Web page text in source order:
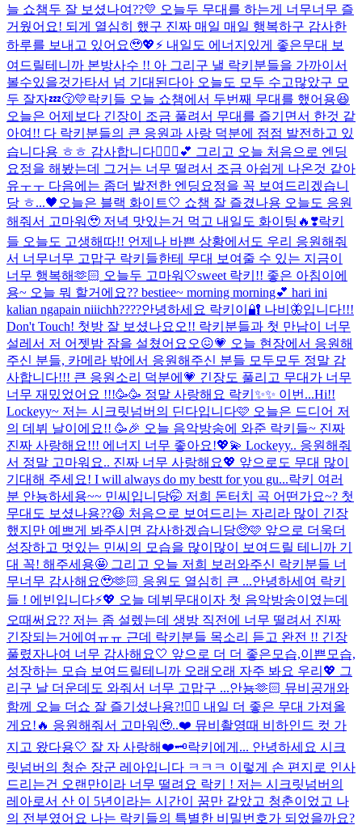
늘 쇼챔두 잘 보셨나여??💛 오늘두 무대를 하는게 너무너무 즐
거웠어요! 되게 열심히 했구 진짜 매일 매일 행복하구 감사한
하루를 보내고 있어요🥹💖⚡️ 내일도 에너지있게 좋은무대 보
여드릴테니까 본방사수 !! 아 그리구 낼 락키분들을 가까이서
볼수있을것가타서 넘 기대된다아 오늘도 모두 수고많았구 모
두 잘자💤😚💛락키들 오늘 쇼챔에서 두번째 무대를 했어용😆
오늘은 어제보다 긴장이 조금 풀려서 무대를 즐기면서 한것 같
아여!! 다 락키분들의 큰 응원과 사랑 덕분에 점점 발전하고 있
습니다용 ㅎㅎ 감사합니다🙇🏻‍♀️💕 그리고 오늘 처음으로 엔딩
요정을 해봤는데 그거는 너무 떨려서 조금 아쉽게 나온것 같아
유ㅜㅜ 다음에는 좀더 발전한 엔딩요정을 꼭 보여드리겠습니
당 ㅎ...🖤오늘은 블랙 화이트🤍 쇼챔 잘 즐겼나용 오늘도 응원
해줘서 고마워🥹 저녁 맛있는거 먹고 내일도 화이팅🔥❣️락키
들 오늘도 고생해따!! 언제나 바쁜 상황에서도 우리 응원해줘
서 너무너무 고맙구 락키들한테 무대 보여줄 수 있는 지금이
너무 행복해🫶🏻 오늘두 고마워🤍sweet 락키!! 좋은 아침이에
용~ 오늘 뭐 할거에요?? bestiee~ morning morning💕 hari ini
kalian ngapain niiichh????안녕하세요 락키이🔐 나비🦋입니다!!!
Don't Touch! 첫방 잘 보셨나요오!! 락키분들과 첫 만남이 너무
설레서 저 어젯밤 잠을 설쳤어요오😖💗 오늘 현장에서 응원해
주신 분들, 카메라 밖에서 응원해주신 분들 모두모두 정말 감
사합니다!!! 큰 응원소리 덕분에💗 긴장도 풀리고 무대가 너무
너무 재밌었어요 !!!🥳🥳 정말 사랑해요 락키✨✨ 이번...Hi!!
Lockeyy~ 저는 시크릿넘버의 딘다입니다🩷 오늘은 드디어 저
의 데뷔 날이에요!! 🥳🎉 오늘 음악방송에 와준 락키들~ 진짜
진짜 사랑해요!!! 에너지 너무 좋아요!💖💫 Lockeyy.. 응원해줘
서 정말 고마워요.. 진짜 너무 사랑해요💖 앞으로도 무대 많이
기대해 주세요! I will always do my bestt for you gu...락키 여러
분 안뇽하세용~~ 민씨입니당🤭 저희 돈터치 곡 어떤가요~? 첫
무대도 보셨나용??😆 처음으로 보여드리는 자리라 많이 긴장
했지만 예쁘게 봐주시면 감사하겠습니당🥺🩷 앞으로 더욱더
성장하고 멋있는 민씨의 모습을 많이많이 보여드릴 테니까 기
대 꼭! 해주세용🤩 그리고 오늘 저희 보러와주신 락키분들 너
무너무 감사해요🥹🫶🏻 응원도 열심히 큰 ...안녕하세여 락키
들 ! 에빈입니다⚡️💖 오늘 데뷔무대이자 첫 음악방송이였는데
오때써요?? 저는 좀 설렜는데 생방 직전에 너무 떨려서 진짜
긴장되는거에여ㅠㅠ 근데 락키분들 목소리 듣고 완전 !! 긴장
풀렸자나여 너무 감사해요🤍 앞으로 더 더 좋은모습,이쁜모습,
성장하는 모습 보여드릴테니까 오래오래 자주 봐요 우리💖 그
리구 날 더운데도 와줘서 너무 고맙구 ...안뇽🫶🏻 뮤비공개와
함께 오늘 더쇼 잘 즐기셨나용?!👌🏻 내일 더 좋은 무대 가져올
게요!🔥 응원해줘서 고마워🥹..❤️ 뮤비촬영때 비하인드 컷 가
지고 왔다용🤍 잘 자 사랑해❤️🗝️락키에게... 안녕하세요 시크
릿넘버의 청순 장군 레아입니다 ㅋㅋㅋ 이렇게 손 편지로 인사
드리는건 오랜만이라 너무 떨려요 락키 ! 저는 시크릿넘버의
레아로서 산 이 5년이라는 시간이 꿈만 같았고 청춘이었고 나
의 전부였어요 나는 락키들의 특별한 비밀번호가 되었을까요?